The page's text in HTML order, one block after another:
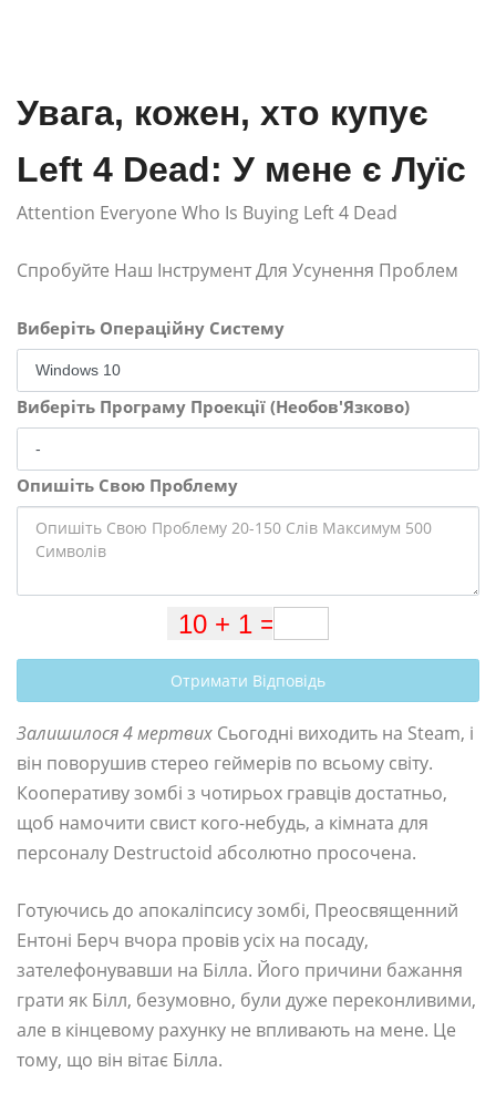
Увага, кожен, хто купує
Left 4 Dead: У мене є Луїс
Attention Everyone Who Is Buying Left 4 Dead
Спробуйте Наш Інструмент Для Усунення Проблем
Виберіть Операційну Систему
Виберіть Програму Проекції (Необов'Язково)
Опишіть Свою Проблему
Отримати Відповідь
Залишилося 4 мертвих Сьогодні виходить на Steam, і
він поворушив стерео геймерів по всьому світу.
Кооперативу зомбі з чотирьох гравців достатньо,
щоб намочити свист кого-небудь, а кімната для
персоналу Destructoid абсолютно просочена.
Готуючись до апокаліпсису зомбі, Преосвященний
Ентоні Берч вчора провів усіх на посаду,
зателефонувавши на Білла. Його причини бажання
грати як Білл, безумовно, були дуже переконливими,
але в кінцевому рахунку не впливають на мене. Це
тому, що він вітає Білла.